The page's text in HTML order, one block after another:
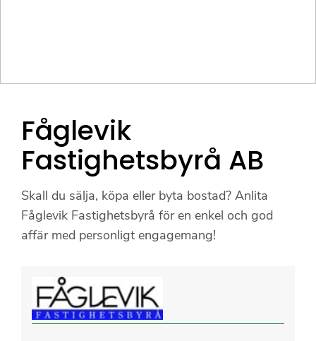
Fåglevik
Fastighetsbyrå AB
Skall du sälja, köpa eller byta bostad? Anlita
Fåglevik Fastighetsbyrå för en enkel och god
affär med personligt engagemang!